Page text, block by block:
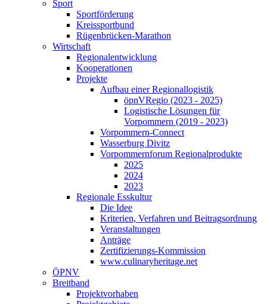
Sport
Sportförderung
Kreissportbund
Rügenbrücken-Marathon
Wirtschaft
Regionalentwicklung
Kooperationen
Projekte
Aufbau einer Regionallogistik
öpnVRegio (2023 - 2025)
Logistische Lösungen­ für
Vorpommern (2019 - 2023)
Vorpommern-Connect
Wasserburg Divitz
Vorpommernforum Regionalprodukte
2025
2024
2023
Regionale Esskultur
Die Idee
Kriterien, Verfahren und Beitragsordnung
Veranstaltungen
Anträge
Zertifizierungs-Kommission
www.culinaryheritage.net
ÖPNV
Breitband
Projektvorhaben